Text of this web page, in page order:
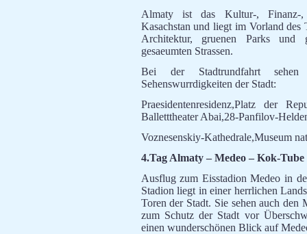
Almaty ist das Kultur-, Finanz-,
Kasachstan und liegt im Vorland
Architektur, gruenen Parks und
gesaeumten Strassen.
Bei der Stadtrundfahrt
Sehenswurrdigkeiten der Stadt:
Praesidentenresidenz,Platz der
Balletttheater Abai,28-Panfilov-
Voznesenskiy-Kathedrale,Museum
4.Tag Almaty – Medeo – Kok-Tube
Ausflug zum Eisstadion Medeo in
Stadion liegt in einer herrlichen
Toren der Stadt. Sie sehen auch den
zum Schutz der Stadt vor
einen wunderschönen Blick auf